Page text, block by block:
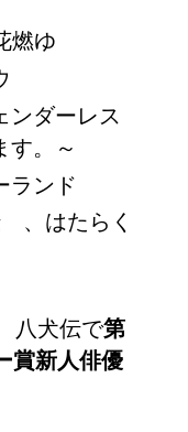
燃ゆ
ンダーレス
す。～
ンド
、はたらく
八犬伝で第
賞新人俳優